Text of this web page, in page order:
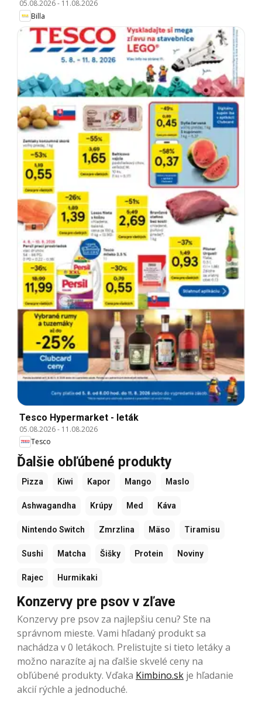
05.08.2026- 11.08.2026
Billa
Tesco Hypermarket - leták
05.08.2026- 11.08.2026
Tesco
Ďalšie obľúbené produkty
Pizza Kiwi Kapor Mango Maslo
Ashwagandha Krúpy Med Káva
Nintendo Switch Zmrzlina Mäso Tiramisu
Sushi Matcha Šišky Protein Noviny
Rajec Hurmikaki
Konzervy pre psov v zľave
Konzervy pre psov za najlepšiu cenu? Ste na
správnom mieste. Vami hľadaný produkt sa
nachádza v 0 letákoch. Prelistujte si tieto letáky a
možno narazíte aj na ďalšie skvelé ceny na
obľúbené produkty. Vďaka Kimbino.sk je hľadanie
akcií rýchle a jednoduché.